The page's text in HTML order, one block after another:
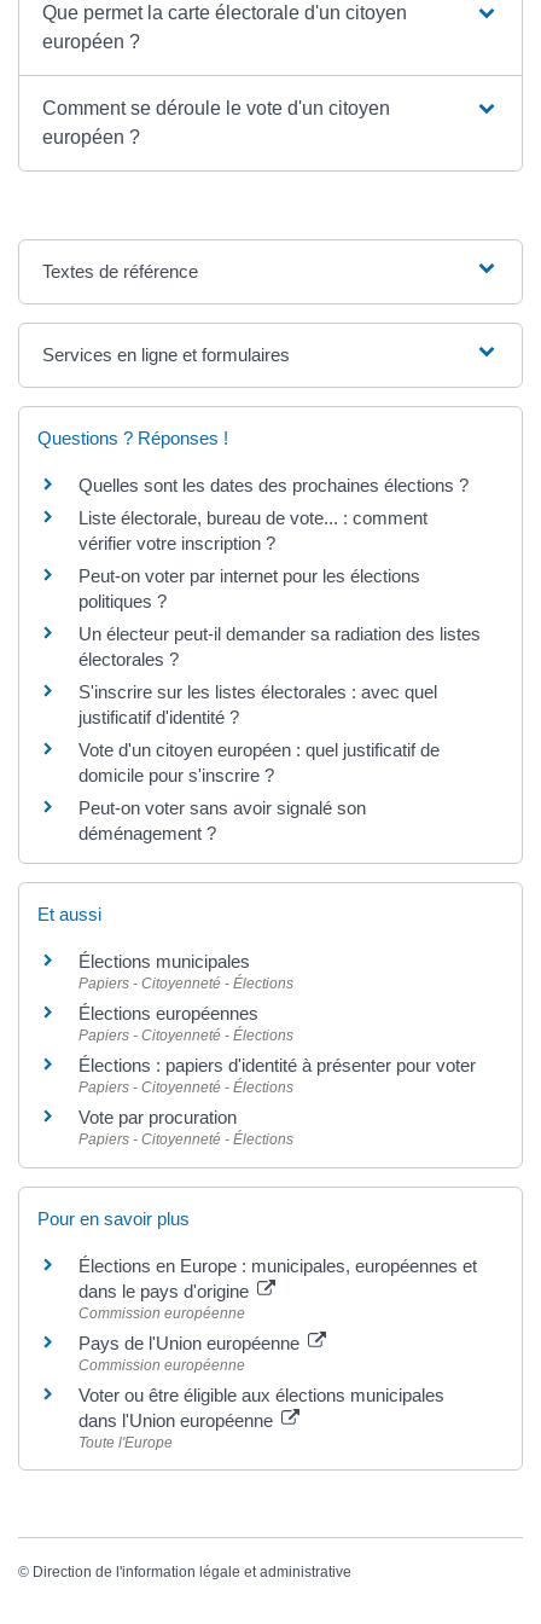
Que permet la carte électorale d'un citoyen
européen ?
Comment se déroule le vote d'un citoyen
européen ?
Textes de référence
Services en ligne et formulaires
Questions ? Réponses !
Quelles sont les dates des prochaines élections ?
Liste électorale, bureau de vote... : comment
vérifier votre inscription ?
Peut-on voter par internet pour les élections
politiques ?
Un électeur peut-il demander sa radiation des listes
électorales ?
S'inscrire sur les listes électorales : avec quel
justificatif d'identité ?
Vote d'un citoyen européen : quel justificatif de
domicile pour s'inscrire ?
Peut-on voter sans avoir signalé son
déménagement ?
Et aussi
Élections municipales
Papiers - Citoyenneté - Élections
Élections européennes
Papiers - Citoyenneté - Élections
Élections : papiers d'identité à présenter pour voter
Papiers - Citoyenneté - Élections
Vote par procuration
Papiers - Citoyenneté - Élections
Pour en savoir plus
Élections en Europe : municipales, européennes et
dans le pays d'origine
Commission européenne
Pays de l'Union européenne
Commission européenne
Voter ou être éligible aux élections municipales
dans l'Union européenne
Toute l'Europe
© Direction de l'information légale et administrative